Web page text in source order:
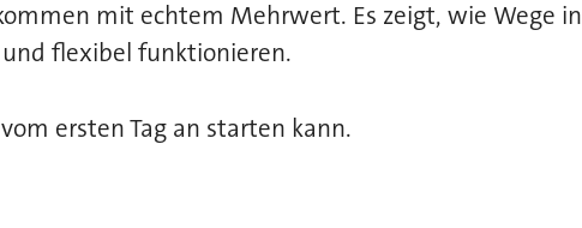
mit echtem Mehrwert. Es zeigt, wie Wege in
flexibel funktionieren.
ersten Tag an starten kann.